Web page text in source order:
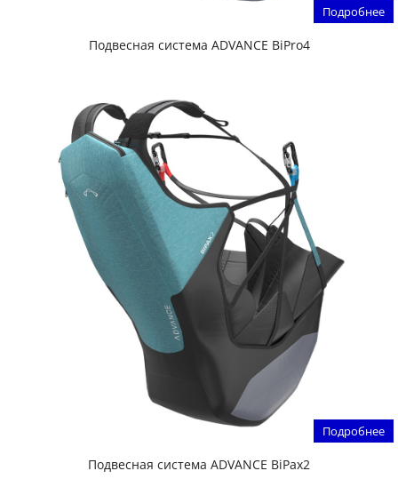
Подробнее
Подвесная система ADVANCE BiPro4
Подробнее
Подвесная система ADVANCE BiPax2